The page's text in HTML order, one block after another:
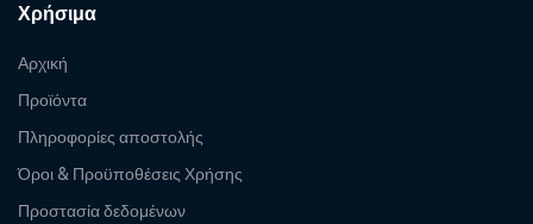
Χρήσιμα
Αρχική
Προϊόντα
Πληροφορίες αποστολής
Όροι & Προϋποθέσεις Χρήσης
Προστασία δεδομένων